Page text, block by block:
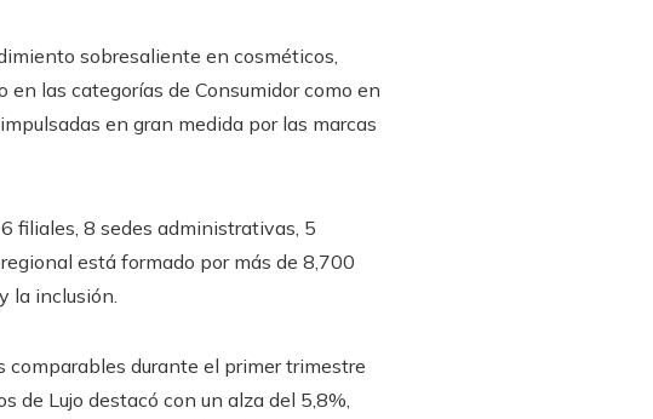
sobresaliente en cosméticos,
las categorías de Consumidor como en
en gran medida por las marcas
filiales, 8 sedes administrativas, 5
está formado por más de 8,700
la inclusión.
durante el primer trimestre
de Lujo destacó con un alza del 5,8%,